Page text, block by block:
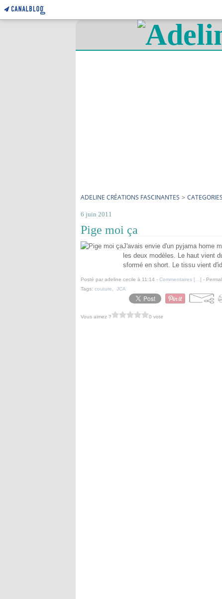
ADELINE CRÉATIONS FASCINANTES > CATEGORIES
6 juin 2011
Pige moi ça
J'avais envie d'un pyjama home
les deux modèles. Le haut vient
sformé en short. Le tissu vient
Posté par adeline cecile à 11:14 - Commentaires [ ] -
Tags: couture JCA
Vous aimez ? 0 vote